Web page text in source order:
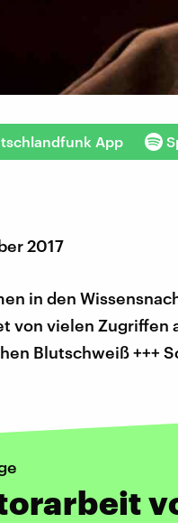
App
2017
in den
von vielen Zugriffen
Blutschweiß +++